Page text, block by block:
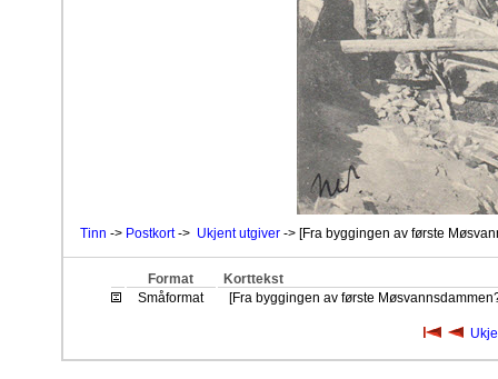
Tinn -> Postkort-> Ukjent utgiver -> [Fra byggingen av første
Format
Korttekst
Småformat
[Fra byggingen av første